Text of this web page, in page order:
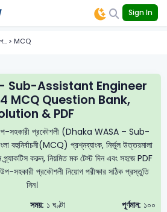
Sign In
প... > MCQ
Sub-Assistant Engineer
MCQ Question Bank,
& PDF
উপ-সহকারী প্রকৌশলী (Dhaka WASA – Sub-
প্রশ্নব্যাংক, নির্ভুল উত্তরমালা
করুন, নিয়মিত মক টেস্ট দিন এবং সহজে PDF
সহকারী প্রকৌশলী নিয়োগ পরীক্ষার সঠিক প্রস্তুতি
নিন।
সময়: ১ ঘণ্টা পূর্ণমান: ১০০